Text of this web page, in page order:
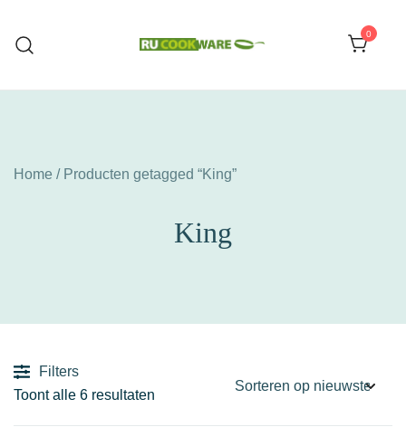
naar
0
Home / Producten getagged “King”
King
Filters
Toont alle 6 resultaten